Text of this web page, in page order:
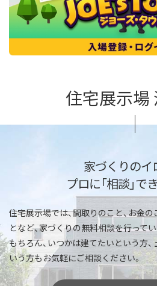
住宅展示場
家づくりのイ
プロに「相談」で
住宅展示場では、間取りのこと、お金の
となど、家づくりの無料相談を行ってい
もちろん、いつかは建てたいという方、
いう方もお気軽にご相談ください。